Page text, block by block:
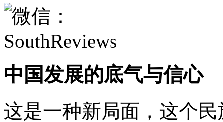
中国发展的底气与信心
这是一种新局面，这个